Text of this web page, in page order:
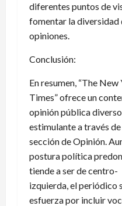
diferentes puntos de
fomentar la diversidad
opiniones.
Conclusión:
En resumen, “The New
Times” ofrece un
opinión pública
estimulante a través de
sección de Opinión.
postura política
tiende a ser de centro-
izquierda, el periódico
esfuerza por incluir